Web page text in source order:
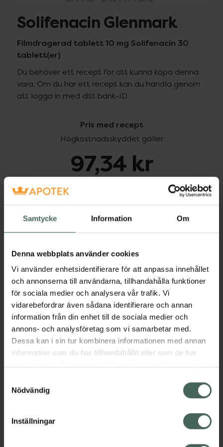
Samtycke Information Om
Denna webbplats använder cookies
Vi använder enhetsidentifierare för att anpassa innehållet
och annonserna till användarna, tillhandahålla funktioner
för sociala medier och analysera vår trafik. Vi
vidarebefordrar även sådana identifierare och annan
information från din enhet till de sociala medier och
annons- och analysföretag som vi samarbetar med.
Dessa kan i sin tur kombinera informationen med annan
information som du har tillhandahållit eller som de har
återkalla ditt samtycke via webbplatsens
cookieinställningar. Ett återkallat samtycke påverkar inte
lagligheten av behandling som skett innan återkallelsen.
Nödvändig
Inställningar
Solifenacin Glenmark
Filmdragerad tablett 10 mg Solifenacin 30
tablett(er)
Du behöver ett recept för att kunna köpa denna
vara. Om du har ett recept kan du handla genom
att logga in med ditt bank-ID.
Pris med recept
Högkostnadsskyddet gäller
97,34 kr
Köp via ditt recept
Beskrivning Dölj
Läs alltid bipacksedeln innan
användning.
EAN:07046264670057
Visa